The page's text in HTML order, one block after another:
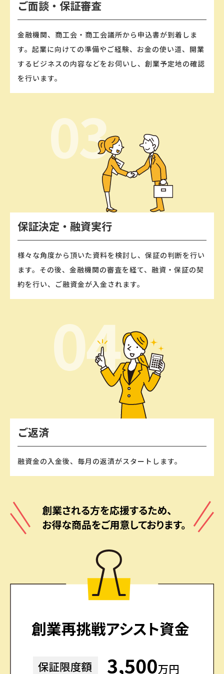
ご⾯談‧保証審査
⾦融機関、商⼯会‧商⼯会議所から申込書が到着しま
す。起業に向けての準備やご経験、お⾦の使い道、開業
するビジネスの内容などをお伺いし、創業予定地の確認
を⾏います。
保証決定‧融資実⾏
様々な⾓度から頂いた資料を検討し、保証の判断を⾏い
ます。その後、⾦融機関の審査を経て、融資‧保証の契
約を⾏い、ご融資⾦が⼊⾦されます。
ご返済
融資⾦の⼊⾦後、毎⽉の返済がスタートします。